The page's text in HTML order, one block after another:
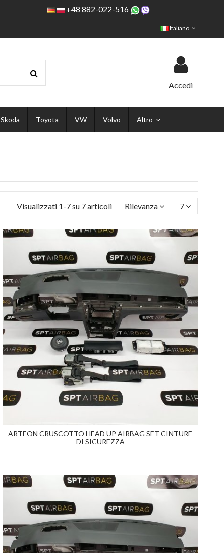
+48 882-022-516
Italiano
Accedi
Skoda Toyota VW Volvo Altro
Visualizzati 1-7 su 7 articoli Rilevanza 7
ARTEON CRUSCOTTO HEAD UP AIRBAG SET CINTURE
DI SICUREZZA